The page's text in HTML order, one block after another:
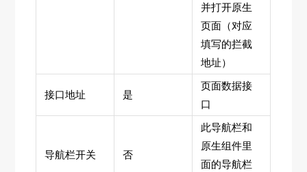
并打开原生
页面（对应
填写的拦截
地址）
接口地址 是
页面数据接
口
导航栏开关 否
此导航栏和
原生组件里
面的导航栏